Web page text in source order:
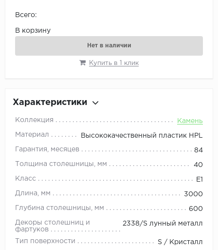
Всего:
В корзину
Нет в наличии
Купить в 1 клик
Характеристики
Коллекция Камень
Материал Высококачественный пластик HPL
Гарантия, месяцев 84
Толщина столешницы, мм 40
Класс E1
Длина, мм 3000
Глубина столешницы, мм 600
Декоры столешниц и
фартуков
2338/S лунный металл
Тип поверхности S / Кристалл